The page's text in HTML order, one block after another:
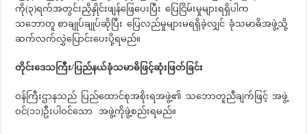
ကို(၃)ရက်အတွင်းညှိနှိုင်းဖျန်ဖြေပေးပြီး ပြေငြိမ်းမှုများရရှိပါက
သဘောတူ စာချုပ်ချုပ်ဆိုပြီး ပြေလည်မှုများမရရှိခဲ့လျှင် ခုံသမာဓိအဖွဲ့သို့
ဆက်လက်လွှဲပြောင်းပေးပို့ရမည်။
တိုင်းဒေသကြီး/ပြည်နယ်ခုံသမာဓိဖြင့်ဆုံးဖြတ်ခြင်း
ဝန်ကြီးဌာနသည် ပြည်ထောင်စုအစိုးရအဖွဲ့၏ သဘောတူညီချက်ဖြင့် အဖွဲ့
ဝင်(၁၁)ဦးပါဝင်သော အဖွဲ့ကိုဖွဲ့စည်းရမည်။